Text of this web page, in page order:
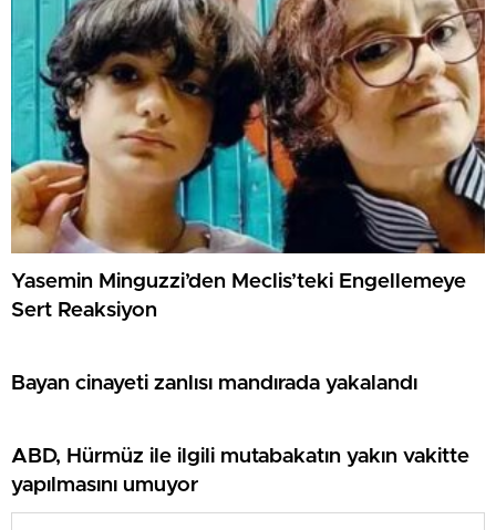
Yasemin Minguzzi’den Meclis’teki Engellemeye
Sert Reaksiyon
Bayan cinayeti zanlısı mandırada yakalandı
ABD, Hürmüz ile ilgili mutabakatın yakın vakitte
yapılmasını umuyor